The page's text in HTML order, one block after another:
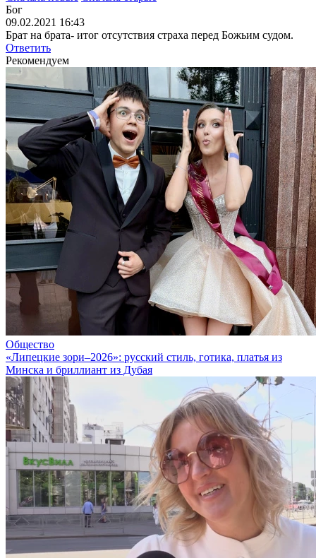
Бог
09.02.2021 16:43
Брат на брата- итог отсутствия страха перед Божьим судом.
Ответить
Рекомендуем
Общество
«Липецкие зори–2026»: русский стиль, готика, платья из
Минска и бриллиант из Дубая